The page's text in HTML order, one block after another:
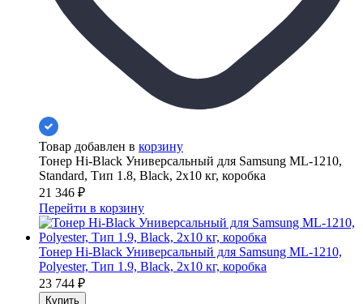
Товар добавлен в корзину
Тонер Hi-Black Универсальный для Samsung ML-1210,
Standard, Тип 1.8, Black, 2x10 кг, коробка
21 346 ₽
Перейти в корзину
Тонер Hi-Black Универсальный для Samsung ML-1210,
Polyester, Тип 1.9, Black, 2x10 кг, коробка
23 744 ₽